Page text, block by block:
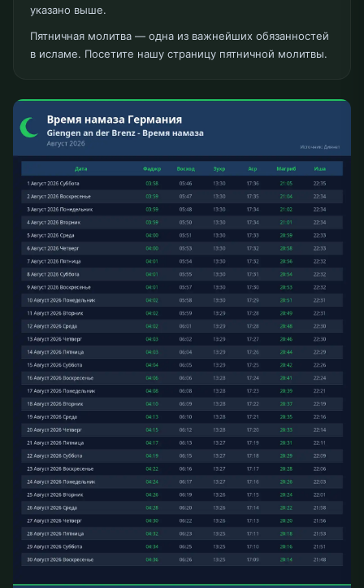
указано выше.
Пятничная молитва — одна из важнейших обязанностей
в исламе. Посетите нашу страницу пятничной молитвы.